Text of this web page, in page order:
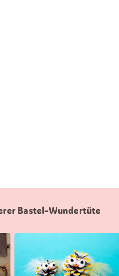
Bastel-Wundertüte